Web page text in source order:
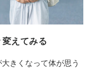
えてみる
きくなって体が思う